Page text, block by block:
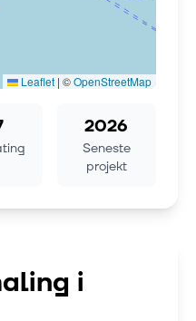
Leaflet | ©OpenStreetMap
2026
Seneste
projekt
i